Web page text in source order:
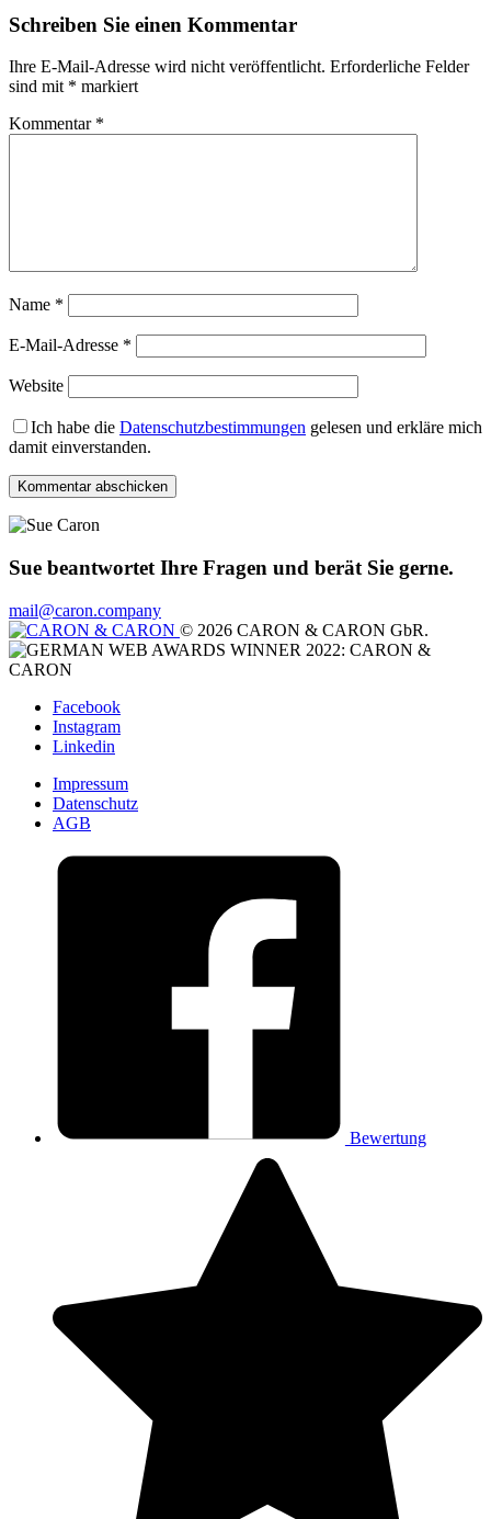
Schreiben Sie einen Kommentar
Ihre E-Mail-Adresse wird nicht veröffentlicht. Erforderliche Felder
sind mit * markiert
Kommentar *
Name *
E-Mail-Adresse *
Website
Ich habe die Datenschutzbestimmungen gelesen und erkläre mich
damit einverstanden.
Sue beantwortet Ihre Fragen und berät Sie gerne.
mail@caron.company
© 2026 CARON & CARON GbR.
Facebook
Instagram
Linkedin
Impressum
Datenschutz
AGB
Bewertung